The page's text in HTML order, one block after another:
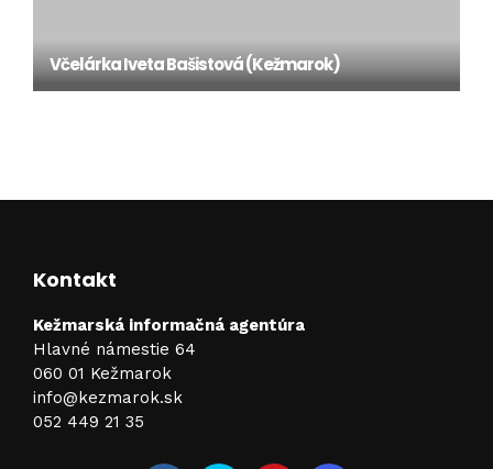
Včelárka Iveta Bašistová (Kežmarok)
Kontakt
Kežmarská informačná agentúra
Hlavné námestie 64
060 01 Kežmarok
info@kezmarok.sk
052 449 21 35